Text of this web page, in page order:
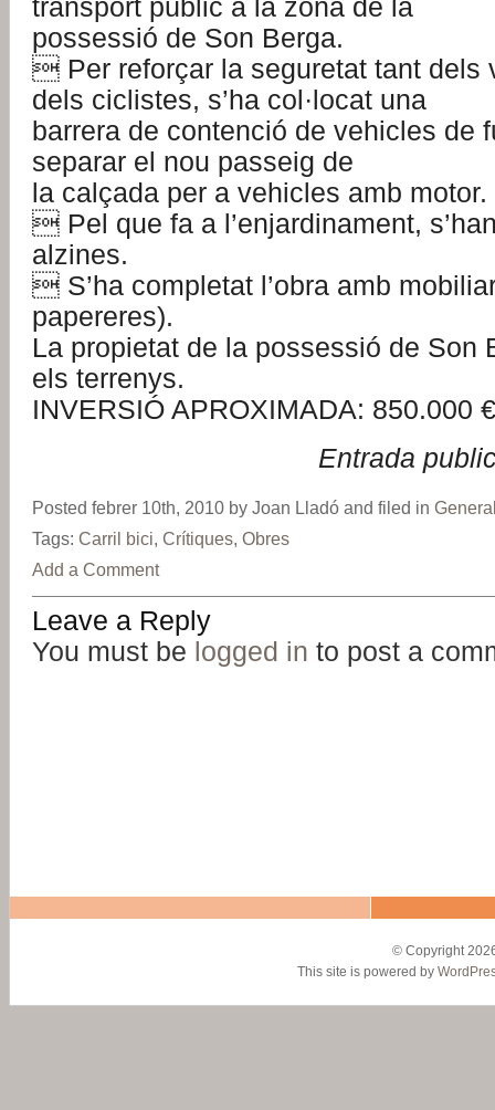
transport públic a la zona de la
possessió de Son Berga.
 Per reforçar la seguretat tant dels
dels ciclistes, s’ha col·locat una
barrera de contenció de vehicles de
separar el nou passeig de
la calçada per a vehicles amb motor.
 Pel que fa a l’enjardinament,
alzines.
 S’ha completat l’obra amb
papereres).
La propietat de la possessió de Son
els terrenys.
INVERSIÓ APROXIMADA: 850.000 €
Entrada
Posted febrer 10th, 2010 by Joan Lladó and filed in
Tags: Carril bici, Crítiques, Obres
Add a Comment
Leave a Reply
You must be logged in to post a
© Copyright
This site is powered by